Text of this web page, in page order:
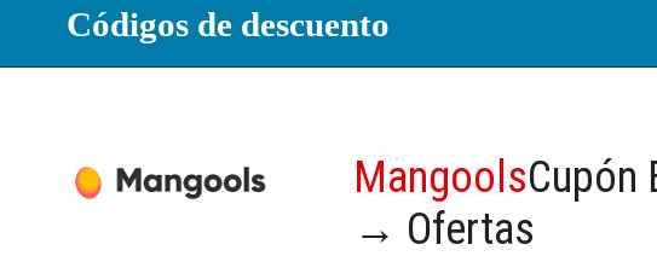
Códigos de descuento
MangoolsCupón
→ Ofertas